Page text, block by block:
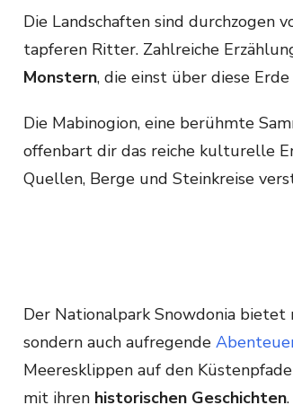
Die Landschaften sind durchzogen
tapferen Ritter. Zahlreiche
Monstern, die einst über diese
Die Mabinogion, eine berühmte
offenbart dir das reiche kulturelle
Quellen, Berge und Steinkreise
Der Nationalpark Snowdonia
sondern auch aufregende
Meeresklippen auf den
mit ihren historischen Geschichten.